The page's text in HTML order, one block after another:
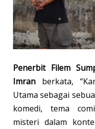
Penerbit Filem
Imranberkata,
Utama sebagai
komedi, tema
misteri dalam